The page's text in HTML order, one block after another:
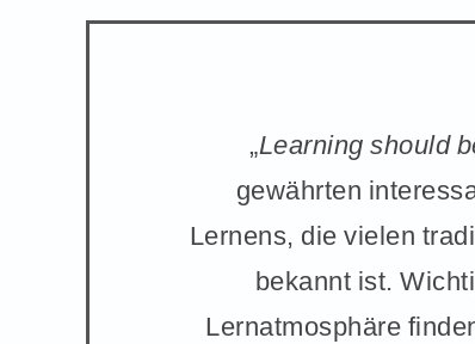
„Learning should
gewährten
Lernens, die vielen
bekannt ist.
Lernatmosphäre